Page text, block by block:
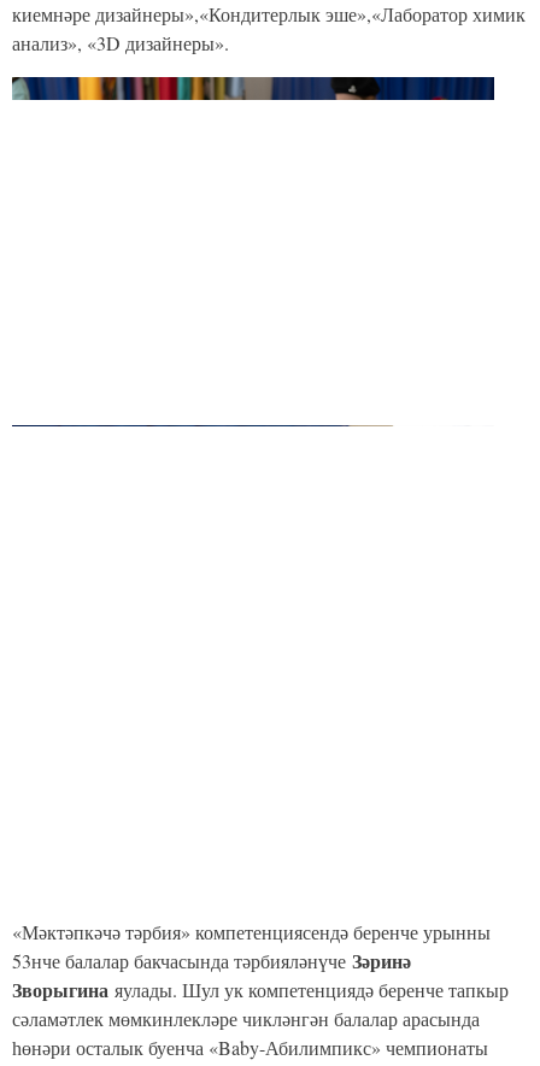
киемнәре дизайнеры»,«Кондитерлык эше»,«Лаборатор химик
анализ», «3D дизайнеры».